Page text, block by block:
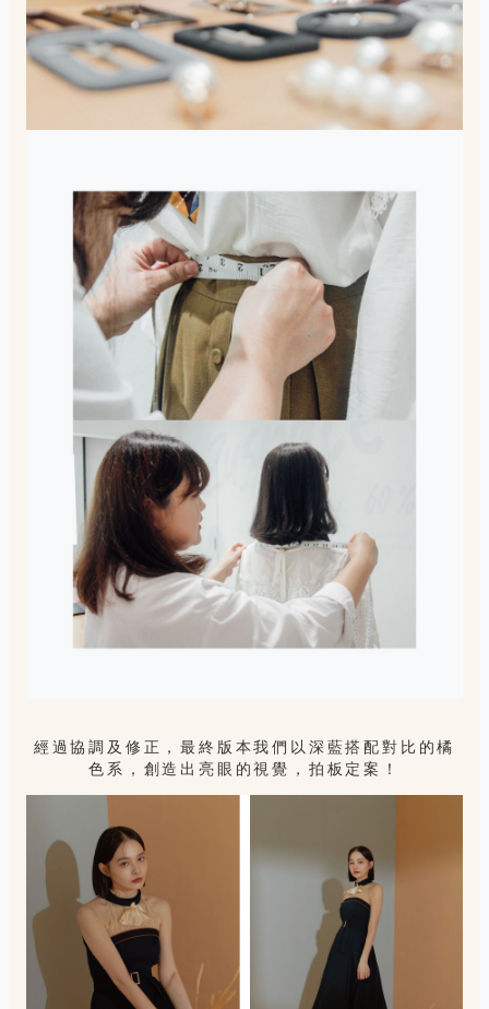
經過協調及修正，最終版本我們以深藍搭配對比的橘
色系，創造出亮眼的視覺，拍板定案！